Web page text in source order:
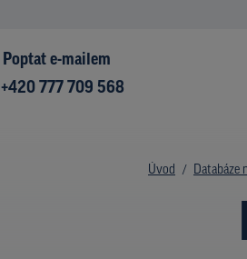
Poptat e-mailem
+420 777 709 568
Úvod Databáze